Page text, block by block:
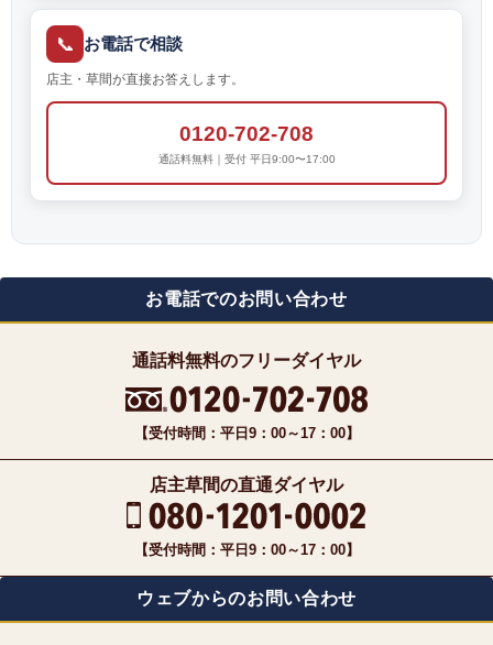
📞 お電話で相談
店主・草間が直接お答えします。
0120-702-708
通話料無料｜受付 平日9:00〜17:00
お電話でのお問い合わせ
通話料無料のフリーダイヤル
【受付時間：平日9：00～17：00】
店主草間の直通ダイヤル
【受付時間：平日9：00～17：00】
ウェブからのお問い合わせ